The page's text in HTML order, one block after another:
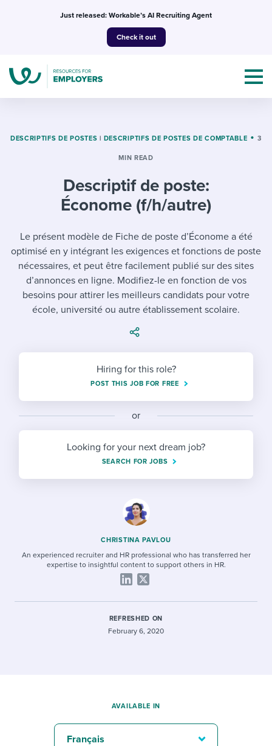
Just released: Workable’s AI Recruiting Agent
Check it out
Mobilizing AI in my work
Evaluating candidates
Working together with others
Maintaining hiring pipelines
Ensuring compliance
Finding and attracting people
Digitizing work processes
Templates & Guides
I WANT...
Job description templates
Interview question templates
Policy templates
Step-by-step tutorials
Free ebooks & reports
Workable Academy
I WANT TO LEARN ABOUT...
Applying for a job
Interview process
Pay & benefits
Career development
Attend webinars & events
Workable customer stories
Explore Workable
Start a free trial
DESCRIPTIFS DE POSTES | DESCRIPTIFS DE POSTES DE COMPTABLE 3
MIN READ
Descriptif de poste:
Économe (f/h/autre)
Le présent modèle de Fiche de poste d’Économe a été
optimisé en y intégrant les exigences et fonctions de poste
nécessaires, et peut être facilement publié sur des sites
d’annonces en ligne. Modifiez-le en fonction de vos
besoins pour attirer les meilleurs candidats pour votre
école, université ou autre établissement scolaire.
Hiring for this role?
POST THIS JOB FOR FREE
or
Looking for your next dream job?
SEARCH FOR JOBS
CHRISTINA PAVLOU
An experienced recruiter and HR professional who has transferred her
expertise to insightful content to support others in HR.
REFRESHED ON
February 6, 2020
AVAILABLE IN
Français